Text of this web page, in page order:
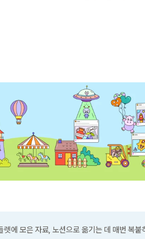
렛에 모은 자료, 노션으로 옮기는 데 매번 복붙